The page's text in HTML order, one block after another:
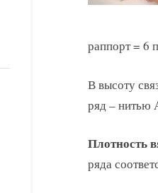
раппорт = 6
В высоту
ряд – нитью
Плотность
ряда